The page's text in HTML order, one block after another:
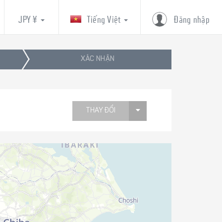
Đăng nhập
Tiếng Việt
JPY ¥
XÁC NHẬN
THAY ĐỔI